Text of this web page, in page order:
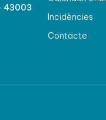
43003
Incidències
Contacte